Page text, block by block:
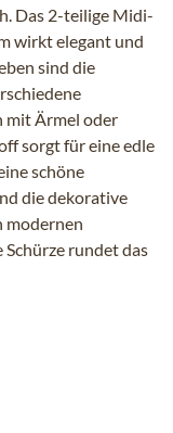
Das 2-teilige Midi-
wirkt elegant und
sind die
mit Ärmel oder
sorgt für eine edle
schöne
die dekorative
modernen
rundet das